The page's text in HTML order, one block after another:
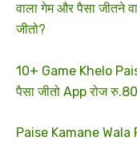
वाला गेम और पैसा जीतने
जीतो?
10+ Game Khelo
पैसा जीतो App रोज
Paise Kamane Wala